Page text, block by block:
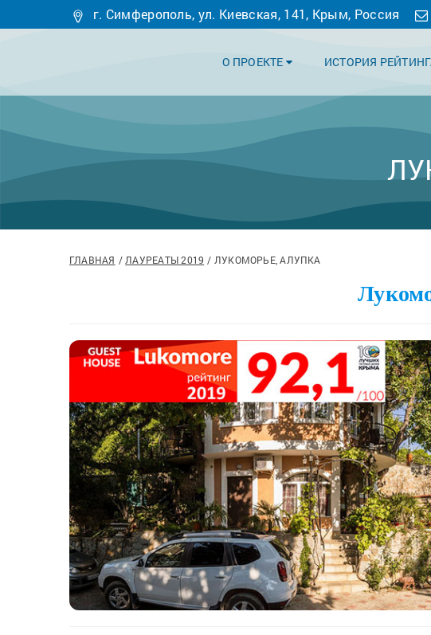
г. Симферополь, ул. Киевская, 141, Крым, Россия
О ПРОЕКТЕ ИСТОРИЯ
ГЛАВНАЯ ЛАУРЕАТЫ 2019 ЛУКОМОРЬЕ, АЛУПКА